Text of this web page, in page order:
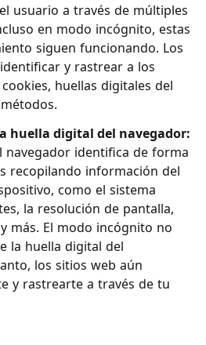
usuario a través de múltiples
en modo incógnito, estas
siguen funcionando. Los
y rastrear a los
huellas digitales del
huella digital del navegador:
navegador identifica de forma
recopilando información del
como el sistema
la resolución de pantalla,
más. El modo incógnito no
la huella digital del
los sitios web aún
y rastrearte a través de tu